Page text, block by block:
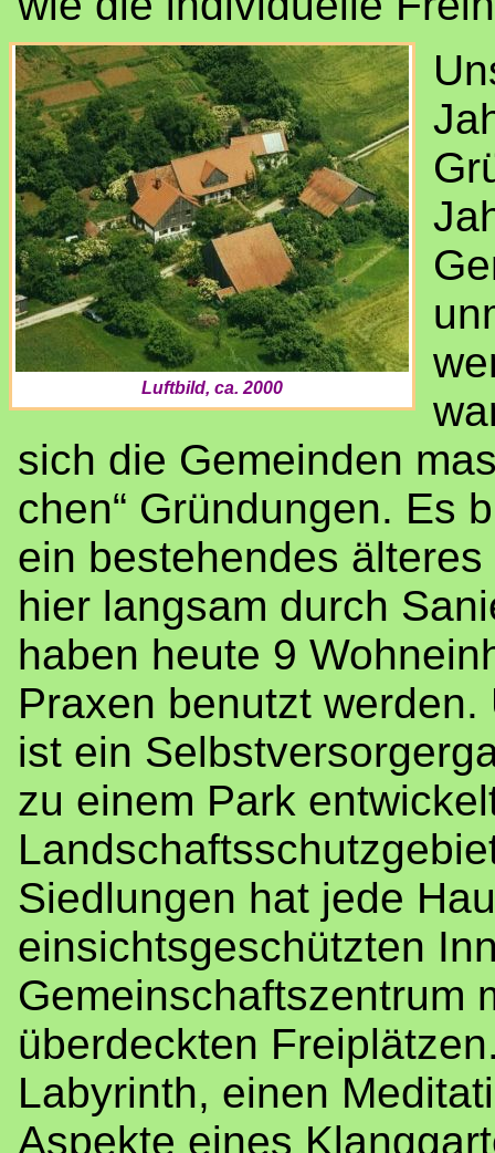
Luftbild, ca. 2000
sich die Gemeinden
chen“ Gründungen. Es
ein bestehendes
hier langsam durch
haben heute 9
Praxen benutzt
ist ein
zu einem Park
Siedlungen hat jede
einsichtsgeschützten
Gemeinschaftszentrum
überdeckten
Labyrinth, einen
Aspekte eines